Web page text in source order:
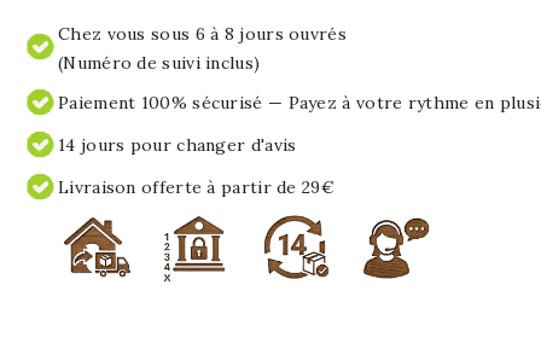
Chez vous sous 6 à 8 jours ouvrés
(Numéro de suivi inclus)
Paiement 100% sécurisé — Payez à votre rythme en
14 jours pour changer d'avis
Livraison offerte à partir de 29€